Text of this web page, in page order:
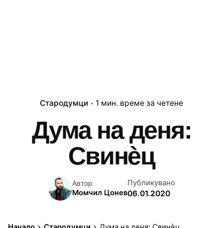
Стародумци 1 мин. време за четене
Дума на деня:
Свинѐц
Автор
Момчил Цонев
Публикувано
06.01.2020